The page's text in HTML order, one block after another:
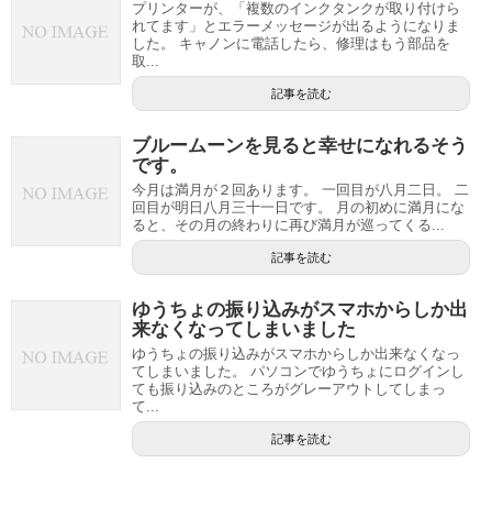
プリンターが、「複数のインクタンクが取り付けら
れてます」とエラーメッセージが出るようになりま
した。 キャノンに電話したら、修理はもう部品を
取...
記事を読む
ブルームーンを見ると幸せになれるそう
です。
今月は満月が２回あります。 一回目が八月二日。 二
回目が明日八月三十一日です。 月の初めに満月にな
ると、その月の終わりに再び満月が巡ってくる...
記事を読む
ゆうちょの振り込みがスマホからしか出
来なくなってしまいました
ゆうちょの振り込みがスマホからしか出来なくなっ
てしまいました。 パソコンでゆうちょにログインし
ても振り込みのところがグレーアウトしてしまっ
て...
記事を読む